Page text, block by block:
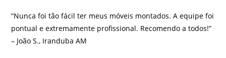
“Nunca foi tão fácil ter meus móveis montados. A equipe foi
pontual e extremamente profissional. Recomendo a todos!”
– João S., Iranduba AM